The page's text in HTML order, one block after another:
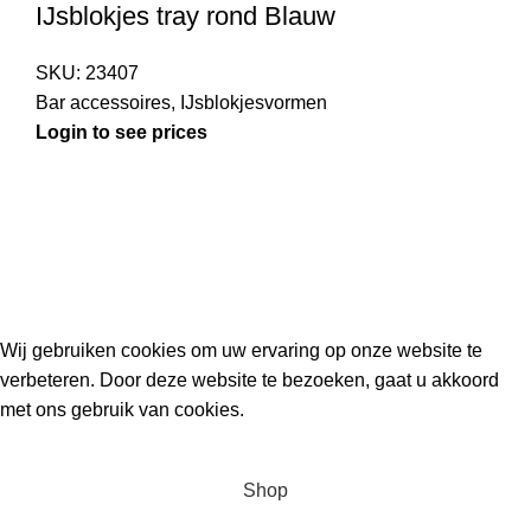
IJsblokjes tray rond Blauw
SKU: 23407
Bar accessoires, IJsblokjesvormen
Login to see prices
Wij gebruiken cookies om uw ervaring op onze website te
verbeteren. Door deze website te bezoeken, gaat u akkoord
met ons gebruik van cookies.
Shop